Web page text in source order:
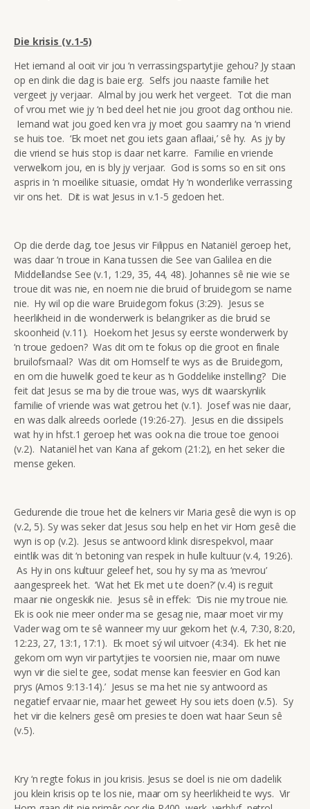
Die krisis (v.1-5)
Het iemand al ooit vir jou ‘n verrassingspartytjie gehou? Jy staan
op en dink die dag is baie erg. Selfs jou naaste familie het
vergeet jy verjaar. Almal by jou werk het vergeet. Tot die man
of vrou met wie jy ‘n bed deel het nie jou groot dag onthou nie.
Iemand wat jou goed ken vra jy moet gou saamry na ‘n vriend
se huis toe. ‘Ek moet net gou iets gaan aflaai,’ sê hy. As jy by
die vriend se huis stop is daar net karre. Familie en vriende
verwelkom jou, en is bly jy verjaar. God is soms so en sit ons
aspris in ‘n moeilike situasie, omdat Hy ‘n wonderlike verrassing
vir ons het. Dit is wat Jesus in v.1-5 gedoen het.
Op die derde dag, toe Jesus vir Filippus en Nataniël geroep het,
was daar ‘n troue in Kana tussen die See van Galilea en die
Middellandse See (v.1, 1:29, 35, 44, 48). Johannes sê nie wie se
troue dit was nie, en noem nie die bruid of bruidegom se name
nie. Hy wil op die ware Bruidegom fokus (3:29). Jesus se
heerlikheid in die wonderwerk is belangriker as die bruid se
skoonheid (v.11). Hoekom het Jesus sy eerste wonderwerk by
‘n troue gedoen? Was dit om te fokus op die groot en finale
bruilofsmaal? Was dit om Homself te wys as die Bruidegom,
en om die huwelik goed te keur as ‘n Goddelike instelling? Die
feit dat Jesus se ma by die troue was, wys dit waarskynlik
familie of vriende was wat getrou het (v.1). Josef was nie daar,
en was dalk alreeds oorlede (19:26-27). Jesus en die dissipels
wat hy in hfst.1 geroep het was ook na die troue toe genooi
(v.2). Nataniël het van Kana af gekom (21:2), en het seker die
mense geken.
Gedurende die troue het die kelners vir Maria gesê die wyn is op
(v.2, 5). Sy was seker dat Jesus sou help en het vir Hom gesê die
wyn is op (v.2). Jesus se antwoord klink disrespekvol, maar
eintlik was dit ‘n betoning van respek in hulle kultuur (v.4, 19:26).
As Hy in ons kultuur geleef het, sou hy sy ma as ‘mevrou’
aangespreek het. ‘Wat het Ek met u te doen?’ (v.4) is reguit
maar nie ongeskik nie. Jesus sê in effek: ‘Dis nie my troue nie.
Ek is ook nie meer onder ma se gesag nie, maar moet vir my
Vader wag om te sê wanneer my uur gekom het (v.4, 7:30, 8:20,
12:23, 27, 13:1, 17:1). Ek moet sý wil uitvoer (4:34). Ek het nie
gekom om wyn vir partytjies te voorsien nie, maar om nuwe
wyn vir die siel te gee, sodat mense kan feesvier en God kan
prys (Amos 9:13-14).’ Jesus se ma het nie sy antwoord as
negatief ervaar nie, maar het geweet Hy sou iets doen (v.5). Sy
het vir die kelners gesê om presies te doen wat haar Seun sê
(v.5).
Kry ‘n regte fokus in jou krisis. Jesus se doel is nie om dadelik
jou klein krisis op te los nie, maar om sy heerlikheid te wys. Vir